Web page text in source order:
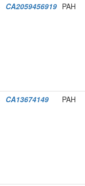
CA2059456919 PAH
CA13674149 PAH